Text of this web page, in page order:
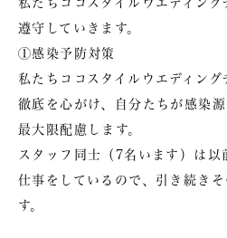
遵守していきます。
①感染予防対策
私たちココスタイルウエディン
徹底を心がけ、自分たちが感染
最大限配慮します。
スタッフ同士（7名います）は
仕事をしているので、引き続き
す。